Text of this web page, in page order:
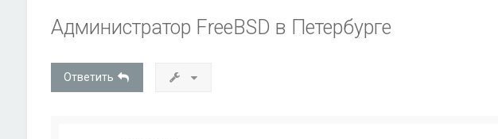
Администратор FreeBSD в Петербурге
Ответить